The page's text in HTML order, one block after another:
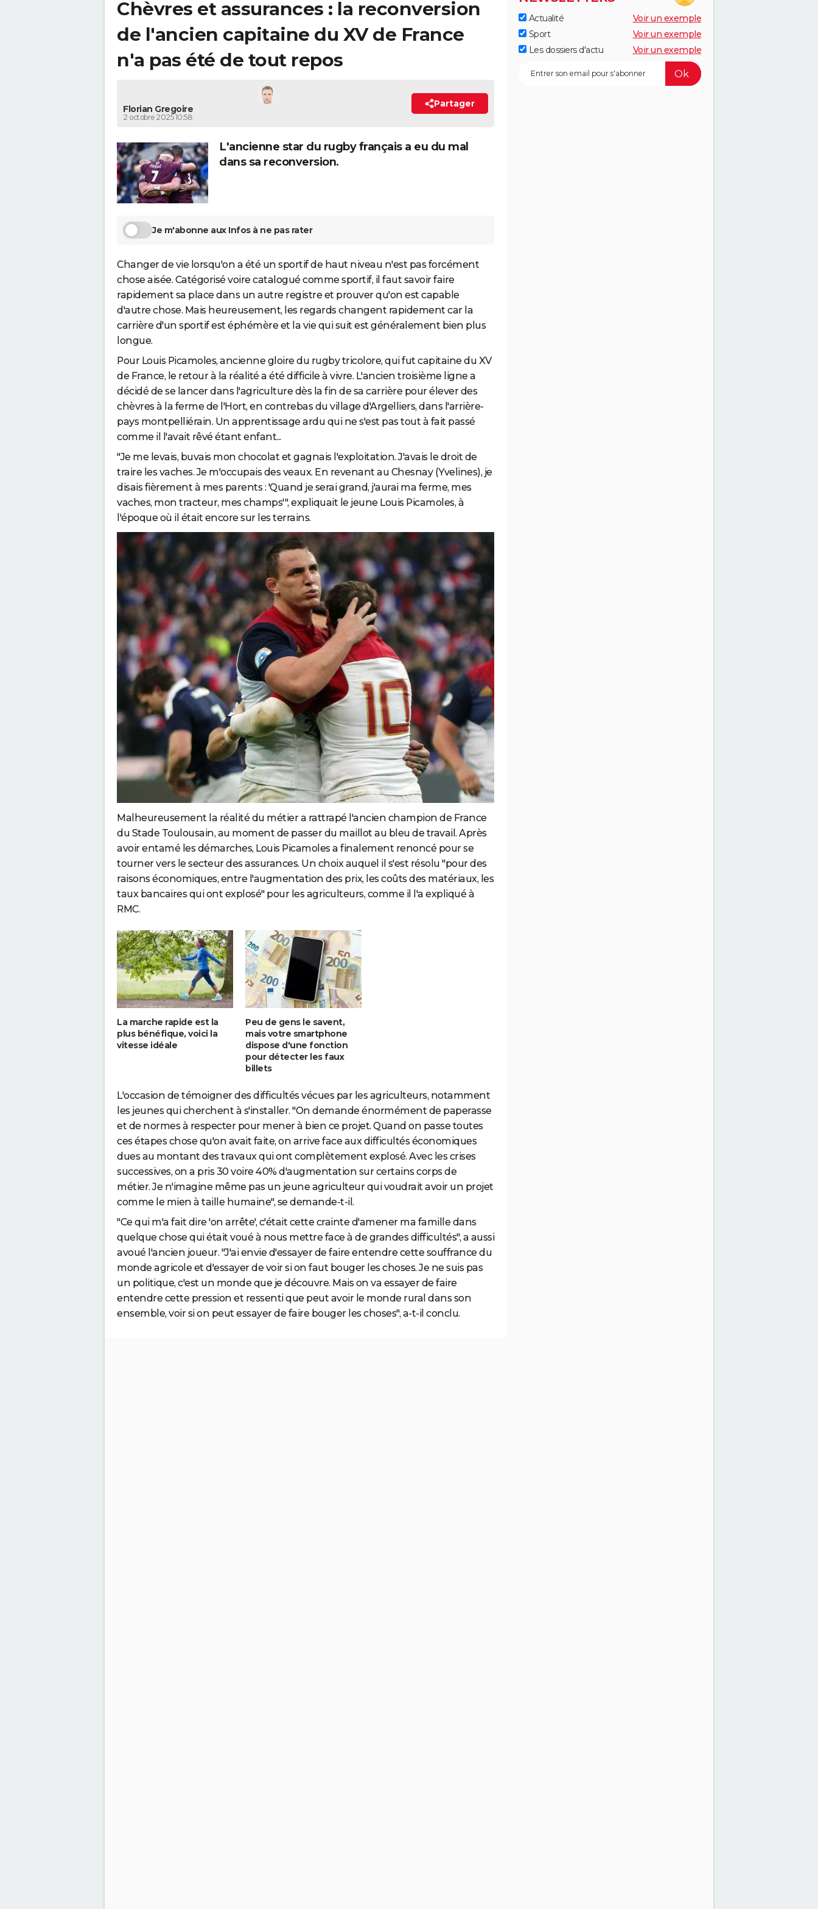
Chèvres et assurances : la reconversion
de l'ancien capitaine du XV de France
n'a pas été de tout repos
Florian Gregoire
2 octobre 2025 10:58
Partager
L'ancienne star du rugby français a eu du mal
dans sa reconversion.
Je m'abonne aux Infos à ne pas rater
Changer de vie lorsqu'on a été un sportif de haut niveau n'est pas forcément
chose aisée. Catégorisé voire catalogué comme sportif, il faut savoir faire
rapidement sa place dans un autre registre et prouver qu'on est capable
d'autre chose. Mais heureusement, les regards changent rapidement car la
carrière d'un sportif est éphémère et la vie qui suit est généralement bien plus
longue.
Pour Louis Picamoles, ancienne gloire du rugby tricolore, qui fut capitaine du XV
de France, le retour à la réalité a été difficile à vivre. L'ancien troisième ligne a
décidé de se lancer dans l'agriculture dès la fin de sa carrière pour élever des
chèvres à la ferme de l'Hort, en contrebas du village d'Argelliers, dans l'arrière-
pays montpelliérain. Un apprentissage ardu qui ne s'est pas tout à fait passé
comme il l'avait rêvé étant enfant...
"Je me levais, buvais mon chocolat et gagnais l'exploitation. J'avais le droit de
traire les vaches. Je m'occupais des veaux. En revenant au Chesnay (Yvelines), je
disais fièrement à mes parents : 'Quand je serai grand, j'aurai ma ferme, mes
vaches, mon tracteur, mes champs'", expliquait le jeune Louis Picamoles, à
l'époque où il était encore sur les terrains.
Malheureusement la réalité du métier a rattrapé l'ancien champion de France
du Stade Toulousain, au moment de passer du maillot au bleu de travail. Après
avoir entamé les démarches, Louis Picamoles a finalement renoncé pour se
tourner vers le secteur des assurances. Un choix auquel il s'est résolu "pour des
raisons économiques, entre l'augmentation des prix, les coûts des matériaux, les
taux bancaires qui ont explosé" pour les agriculteurs, comme il l'a expliqué à
RMC.
La marche rapide est la
plus bénéfique, voici la
vitesse idéale
Peu de gens le savent,
mais votre smartphone
dispose d'une fonction
pour détecter les faux
billets
L'occasion de témoigner des difficultés vécues par les agriculteurs, notamment
les jeunes qui cherchent à s'installer. "On demande énormément de paperasse
et de normes à respecter pour mener à bien ce projet. Quand on passe toutes
ces étapes chose qu'on avait faite, on arrive face aux difficultés économiques
dues au montant des travaux qui ont complètement explosé. Avec les crises
successives, on a pris 30 voire 40% d'augmentation sur certains corps de
métier.Je n'imagine même pas un jeune agriculteur qui voudrait avoir un projet
comme le mien à taille humaine", se demande-t-il.
"Ce qui m'a fait dire 'on arrête', c'était cette crainte d'amener ma famille dans
quelque chose qui était voué à nous mettre face à de grandes difficultés", a aussi
avoué l'ancien joueur. "J'ai envie d'essayer de faire entendre cette souffrance du
monde agricole et d'essayer de voir si on faut bouger les choses. Je ne suis pas
un politique, c'est un monde que je découvre. Mais on va essayer de faire
entendre cette pression et ressenti que peut avoir le monde rural dans son
ensemble, voir si on peut essayer de faire bouger les choses", a-t-il conclu.
Actualité
Voir un exemple
Sport
Voir un exemple
Les dossiers d'actu
Voir un exemple